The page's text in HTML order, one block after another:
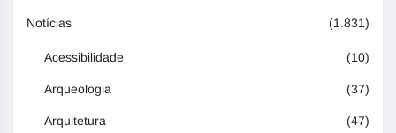
Notícias (1.831)
Acessibilidade (10)
Arqueologia (37)
Arquitetura (47)